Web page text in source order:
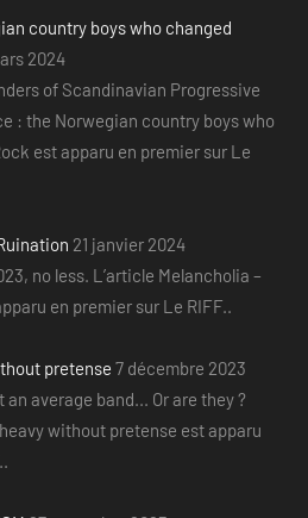
country boys who changed
2024
of Scandinavian Progressive
: the Norwegian country boys who
est apparu en premier sur Le
21 janvier 2024
no less. L’article Melancholia –
en premier sur Le RIFF..
pretense 7 décembre 2023
average band... Or are they ?
without pretense est apparu